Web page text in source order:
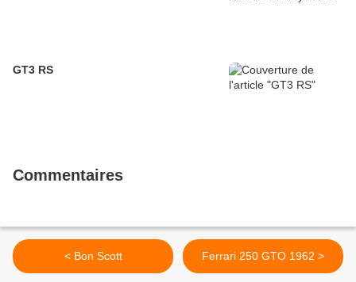
GT3 RS
Commentaires
< Bon Scott Ferrari 250 GTO 1962 >